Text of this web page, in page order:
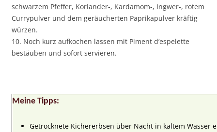
schwarzem Pfeffer, Koriander-, Kardamom-, Ingwer-, rotem
Currypulver und dem geräucherten Paprikapulver kräftig
würzen.
10. Noch kurz aufkochen lassen mit Piment d’espelette
bestäuben und sofort servieren.
Meine Tipps:
Getrocknete Kichererbsen über Nacht in kaltem Wasser